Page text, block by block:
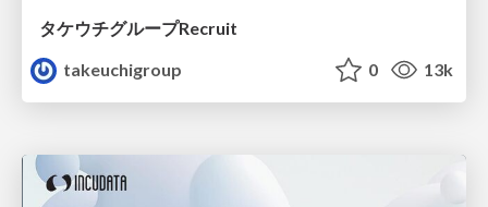
タケウチグループRecruit
takeuchigroup
0 13k